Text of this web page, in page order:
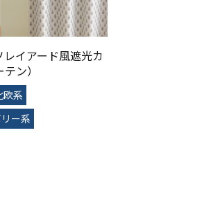
イアード風遮光カ
テン）
欧系
ー系